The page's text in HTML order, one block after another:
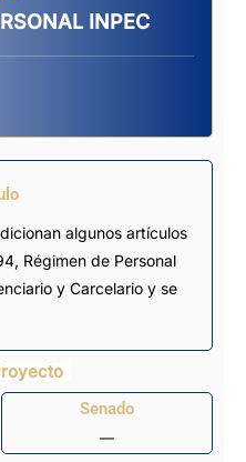
INPEC
algunos artículos
Régimen de Personal
y Carcelario y se
Senado
—